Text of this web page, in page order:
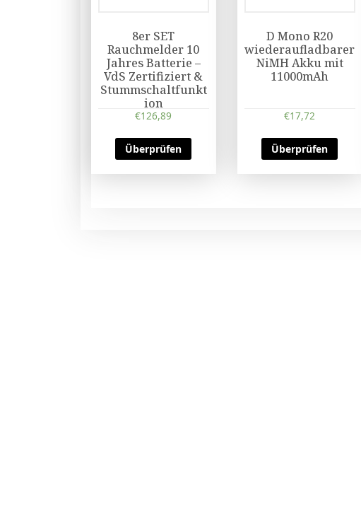
8er SET
Rauchmelder 10
Jahres Batterie –
VdS Zertifiziert &
Stummschaltfunkt
ion
€126,89
Überprüfen
D Mono R20
wiederaufladbarer
NiMH Akku mit
11000mAh
€17,72
Überprüfen